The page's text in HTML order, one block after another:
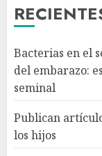
Bacterias en el
del embarazo:
seminal
Publican
los hijos
3
4